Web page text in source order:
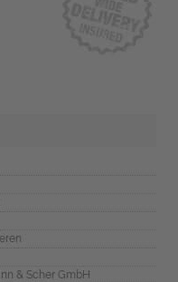
& Scher GmbH